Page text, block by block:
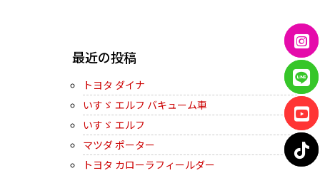
最近の投稿
トヨタ ダイナ
いすゞ エルフ バキューム車
いすゞ エルフ
マツダ ポーター
トヨタ カローラフィールダー